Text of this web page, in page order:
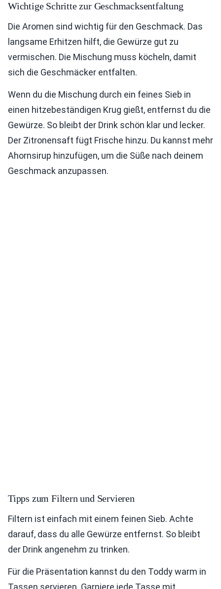
Wichtige Schritte zur Geschmacksentfaltung
Die Aromen sind wichtig für den Geschmack. Das
langsame Erhitzen hilft, die Gewürze gut zu
vermischen. Die Mischung muss köcheln, damit
sich die Geschmäcker entfalten.
Wenn du die Mischung durch ein feines Sieb in
einen hitzebeständigen Krug gießt, entfernst du die
Gewürze. So bleibt der Drink schön klar und lecker.
Der Zitronensaft fügt Frische hinzu. Du kannst mehr
Ahornsirup hinzufügen, um die Süße nach deinem
Geschmack anzupassen.
Tipps zum Filtern und Servieren
Filtern ist einfach mit einem feinen Sieb. Achte
darauf, dass du alle Gewürze entfernst. So bleibt
der Drink angenehm zu trinken.
Für die Präsentation kannst du den Toddy warm in